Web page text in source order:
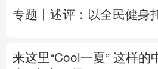
专题丨 述评：以全民健身
来这里“Cool一夏” 这样的